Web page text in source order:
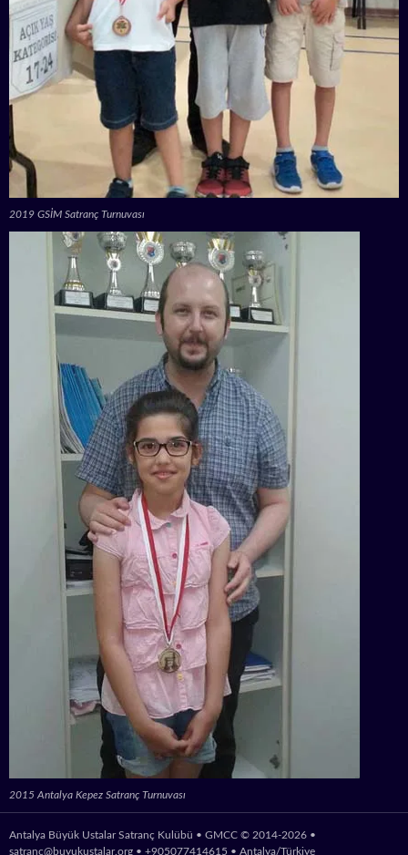
2019 GSİM Satranç Turnuvası
2015 Antalya Kepez Satranç Turnuvası
Antalya Büyük Ustalar Satranç Kulübü • GMCC © 2014-2026 •
satranc@buyukustalar.org • +905077414615 • Antalya/Türkiye